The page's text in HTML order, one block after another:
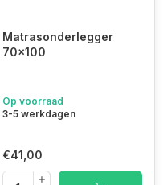
Matrasonderlegger
70x100
Op voorraad
3-5 werkdagen
€41,00